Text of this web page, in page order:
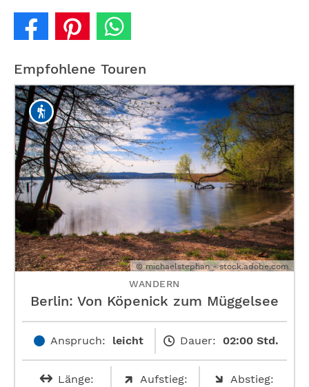
Empfohlene Touren
© michaelstephan - stock.adobe.com
WANDERN
Berlin: Von Köpenick zum Müggelsee
Anspruch: leicht Dauer: 02:00 Std.
Länge:
Aufstieg:
Abstieg: